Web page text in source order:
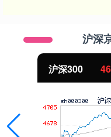
沪深
沪深300